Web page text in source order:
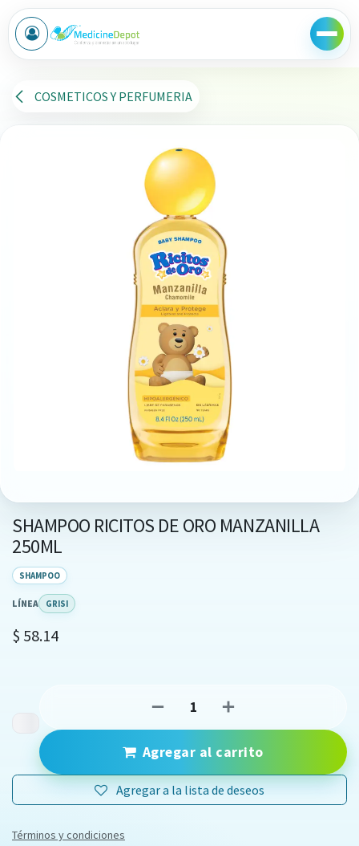
Ir al contenido
COSMETICOS Y PERFUMERIA
SHAMPOO RICITOS DE ORO MANZANILLA
250ML
SHAMPOO
LÍNEA GRISI
$ 58.14
Agregar al carrito
Agregar a la lista de deseos
Términos y condiciones